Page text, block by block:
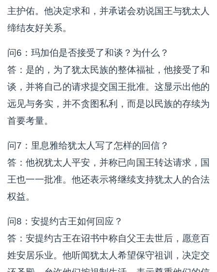
主护佑。他决定求和，并承诺会劝说国王与犹太人
缔结友好关系。
问6：玛加伯是否接受了和谈？为什么？
答：是的，为了犹太民族的整体福祉，他接受了和
谈，并将自己的请求提交国王批准。这显示出他的
远见与务实，并不贪图私利，而是以民族的存续为
首要考量。
问7：里息雅给犹太人写了怎样的回信？
答：他祝犹太人平安，并称已向国王转达请求，国
王也一一批准。他还表示将继续支持犹太人的合法
权益。
问8：安提约古王如何回应？
答：安提约古王在诏书中称自父王去世后，愿意百
姓安居乐业。他听闻犹太人希望保守祖训，决定交